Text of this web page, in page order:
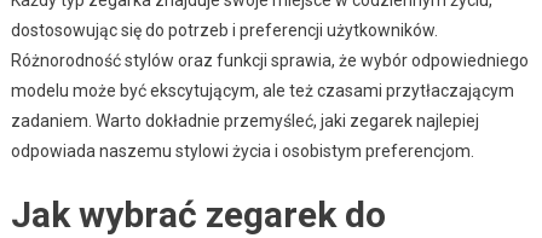
dostosowując się do potrzeb i preferencji użytkowników.
Różnorodność stylów oraz funkcji sprawia, że wybór odpowiedniego
modelu może być ekscytującym, ale też czasami przytłaczającym
zadaniem. Warto dokładnie przemyśleć, jaki zegarek najlepiej
odpowiada naszemu stylowi życia i osobistym preferencjom.
Jak wybrać zegarek do